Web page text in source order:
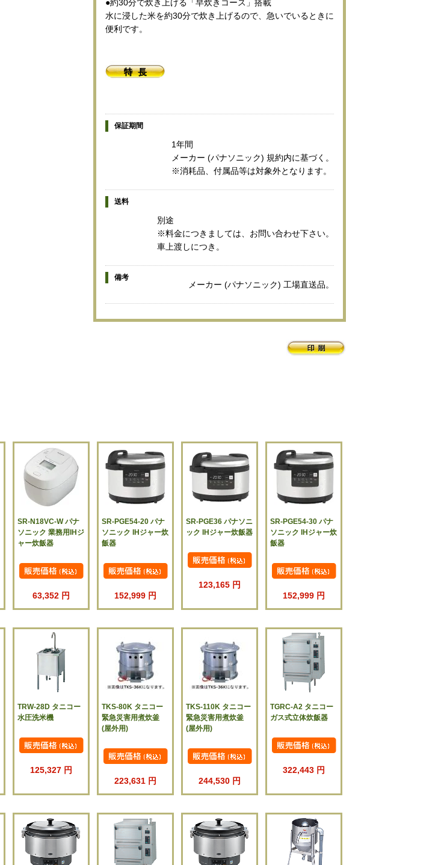
●約30分で炊き上げる「早炊きコース」搭載
水に浸した米を約30分で炊き上げるので、急いでいるときに
便利です。
保証期間
1年間
メーカー (パナソニック) 規約内に基づく。
※消耗品、付属品等は対象外となります。
送料
別途
※料金につきましては、お問い合わせ下さい。
車上渡しにつき。
備考
メーカー (パナソニック) 工場直送品。
SR-N18VC-W パナ
ソニック 業務用IHジ
ャー炊飯器
63,352 円
SR-PGE54-20 パナ
ソニック IHジャー炊
飯器
152,999 円
SR-PGE36 パナソニ
ック IHジャー炊飯器
123,165 円
SR-PGE54-30 パナ
ソニック IHジャー炊
飯器
152,999 円
TRW-28D タニコー
水圧洗米機
125,327 円
TKS-80K タニコー
緊急災害用煮炊釜
(屋外用)
223,631 円
TKS-110K タニコー
緊急災害用煮炊釜
(屋外用)
244,530 円
TGRC-A2 タニコー
ガス式立体炊飯器
322,443 円